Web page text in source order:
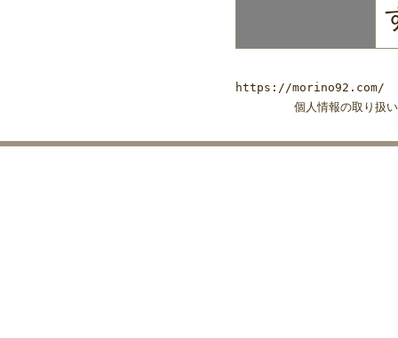
https://morino92.com/
個人情報の取り扱